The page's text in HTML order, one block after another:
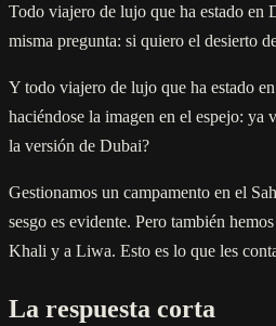
Todo viajero de lujo que ha estado en
misma pregunta: si quiero el desierto
Y todo viajero de lujo que ha estado
haciéndose la imagen en el espejo: ya
la versión de Dubai?
Gestionamos un campamento en el
sesgo es evidente. Pero también
Khali y a Liwa. Esto es lo que les
La respuesta corta